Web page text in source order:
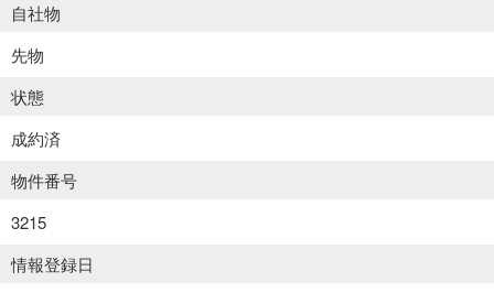
自社物
先物
状態
成約済
物件番号
3215
情報登録日